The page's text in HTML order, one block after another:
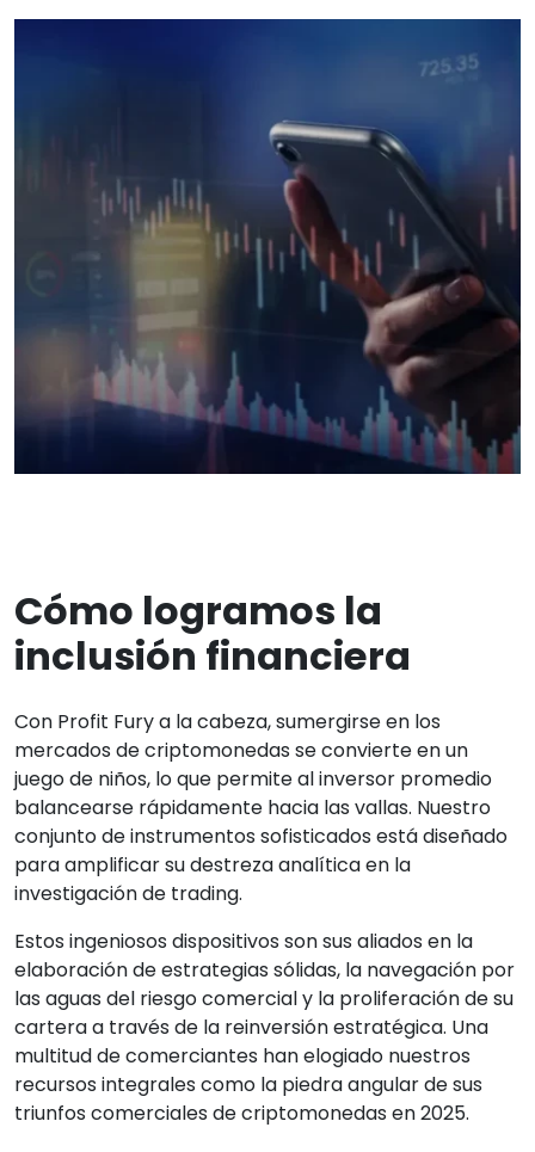
Cómo logramos la
inclusión financiera
Con Profit Fury a la cabeza, sumergirse en los
mercados de criptomonedas se convierte en un
juego de niños, lo que permite al inversor promedio
balancearse rápidamente hacia las vallas. Nuestro
conjunto de instrumentos sofisticados está diseñado
para amplificar su destreza analítica en la
investigación de trading.
Estos ingeniosos dispositivos son sus aliados en la
elaboración de estrategias sólidas, la navegación por
las aguas del riesgo comercial y la proliferación de su
cartera a través de la reinversión estratégica. Una
multitud de comerciantes han elogiado nuestros
recursos integrales como la piedra angular de sus
triunfos comerciales de criptomonedas en 2025.